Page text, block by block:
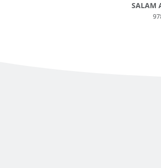
SALAM